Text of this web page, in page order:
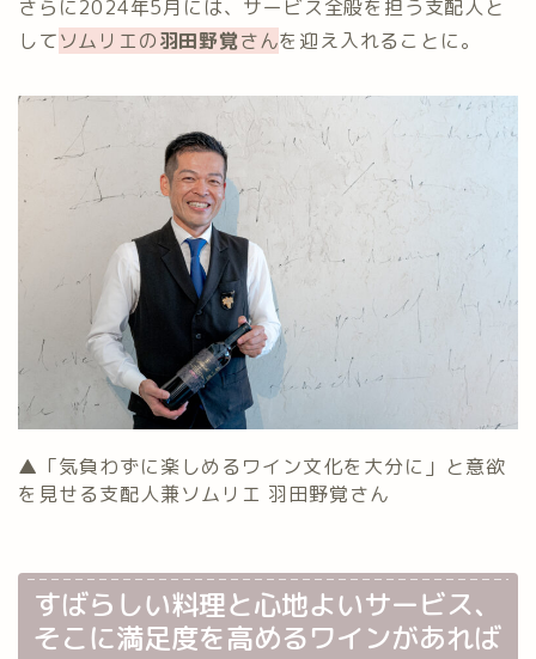
さらに2024年5月には、サービス全般を担う支配人と
してソムリエの羽田野覚さんを迎え入れることに。
▲「気負わずに楽しめるワイン文化を大分に」と意欲
を見せる支配人兼ソムリエ 羽田野覚さん
すばらしい料理と心地よいサービス、
そこに満足度を高めるワインがあれば